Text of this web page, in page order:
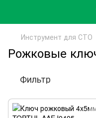
Инструмент для СТО
Рожковые
Фильтр